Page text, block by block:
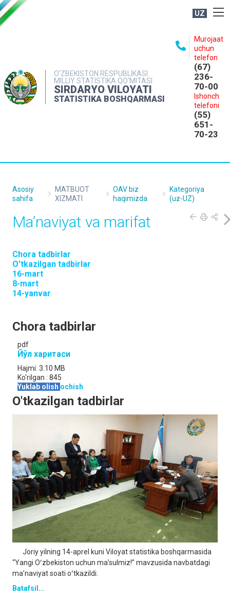
UZ
O‘ZBEKISTON RESPUBLIKASI
MILLIY STATISTIKA QO‘MITASI
SIRDARYO VILOYATI
STATISTIKA BOSHQARMASI
Murojaat
uchun
telefon
(67)
236-
70-00
Ishonch
telefoni
(55)
651-
70-23
NASHRLAR
INTERAKTIV XIZMATLAR
MATBUOT XIZMATI
Asosiy
sahifa
MATBUOT
XIZMATI
OAV biz
haqimizda
Kategoriya
(uz-UZ)
Ma’naviyat va marifat
Chora tadbirlar
O'tkazilgan tadbirlar
16-mart
8-mart
14-yanvar
Chora tadbirlar
pdf
Йўл харитаси
Hajmi: 3.10 MB
Ko'rilgan : 845
Yuklab olish ochish
O'tkazilgan tadbirlar
Joriy yilning 14-aprel kuni Viloyat statistika boshqarmasida
“Yangi Oʻzbekiston uchun maʼsulmiz!” mavzusida navbatdagi
maʼnaviyat soati oʻtkazildi.
Batafsil...